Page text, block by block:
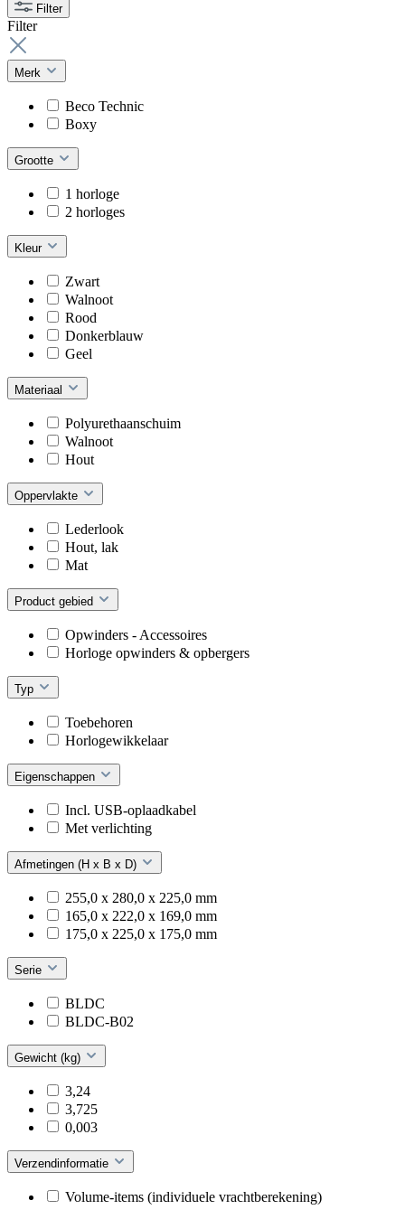
Filter
Filter
Merk
Beco Technic
Boxy
Grootte
1 horloge
2 horloges
Kleur
Zwart
Walnoot
Rood
Donkerblauw
Geel
Materiaal
Polyurethaanschuim
Walnoot
Hout
Oppervlakte
Lederlook
Hout, lak
Mat
Product gebied
Opwinders - Accessoires
Horloge opwinders & opbergers
Typ
Toebehoren
Horlogewikkelaar
Eigenschappen
Incl. USB-oplaadkabel
Met verlichting
Afmetingen (H x B x D)
255,0 x 280,0 x 225,0 mm
165,0 x 222,0 x 169,0 mm
175,0 x 225,0 x 175,0 mm
Serie
BLDC
BLDC-B02
Gewicht (kg)
3,24
3,725
0,003
Verzendinformatie
Volume-items (individuele vrachtberekening)